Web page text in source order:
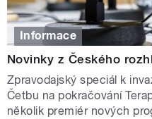
Informace
Novinky z Českého
Zpravodajský speciál k
Četbu na pokračování
několik premiér nových